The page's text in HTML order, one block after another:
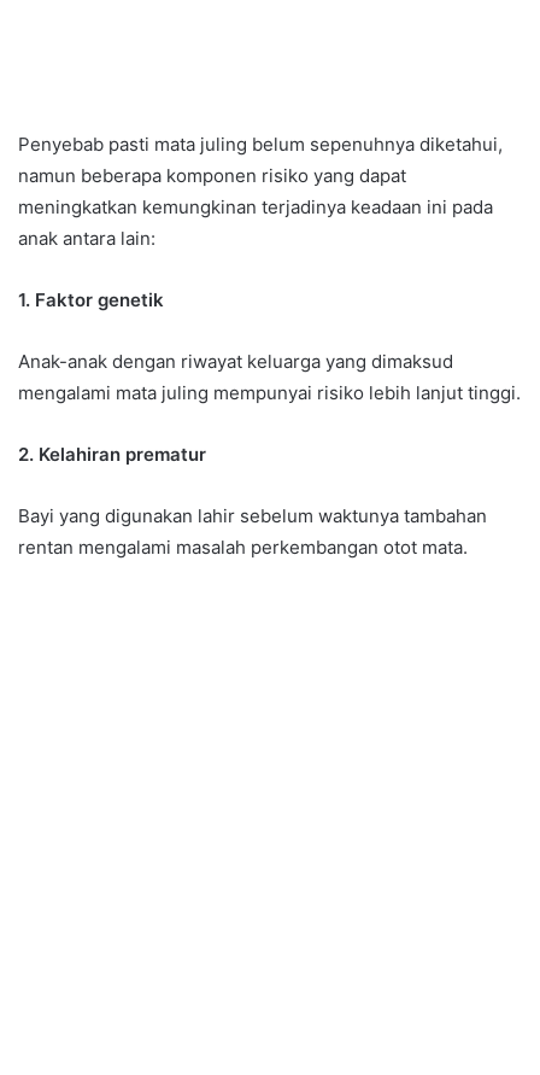
Penyebab pasti mata juling belum sepenuhnya diketahui,
namun beberapa komponen risiko yang dapat
meningkatkan kemungkinan terjadinya keadaan ini pada
anak antara lain:
1. Faktor genetik
Anak-anak dengan riwayat keluarga yang dimaksud
mengalami mata juling mempunyai risiko lebih lanjut tinggi.
2. Kelahiran prematur
Bayi yang digunakan lahir sebelum waktunya tambahan
rentan mengalami masalah perkembangan otot mata.